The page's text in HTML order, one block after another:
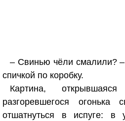
– Свинью чёли смалили?
спичкой по коробку.
Картина,
разгоревшегося огонька
отшатнуться в испуге: в